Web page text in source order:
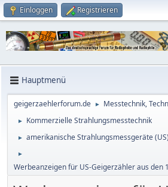
Einloggen Registrieren
Hauptmenü
geigerzaehlerforum.de ► Messtechnik,
► Kommerzielle Strahlungsmesstechnik
► amerikanische Strahlungsmessgeräte (US)
►
Werbeanzeigen für US-Geigerzähler aus den